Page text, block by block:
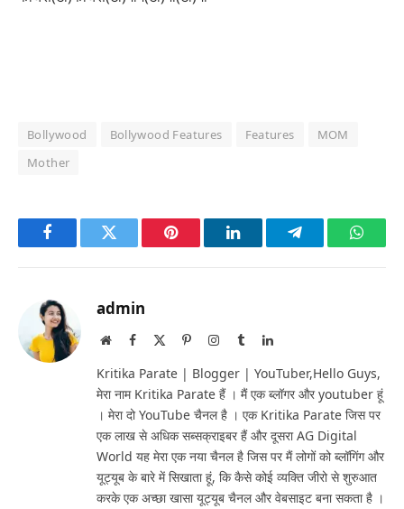
Bollywood Bollywood Features Features
MOM
Mother
FacebookTwitter Pinterest LinkedInTelegram
admin
WebsiteFacebook PinterestInstagram
TumblrLinkedIn
Kritika Parate | Blogger | YouTuber,Hello Guys,
मेरा नाम Kritika Parate हैं । मैं एक ब्लॉगर और youtuber हूं
। मेरा दो YouTube चैनल है । एक Kritika Parate जिस पर
एक लाख से अधिक सब्सक्राइबर हैं और दूसरा AG Digital
World यह मेरा एक नया चैनल है जिस पर मैं लोगों को ब्लॉगिंग और
यूट्यूब के बारे में सिखाता हूं, कि कैसे कोई व्यक्ति जीरो से शुरुआत
करके एक अच्छा खासा यूट्यूब चैनल और वेबसाइट बना सकता है ।